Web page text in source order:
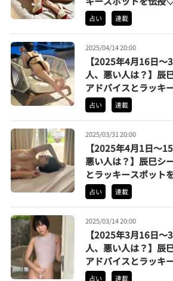
グ】
占い 連載
2025/04/14 20:00
【2025年4月16日
人、悪い人は？】辰
アドバイスとラッキ
♡【星座別ランキング
占い 連載
2025/03/31 20:00
【2025年4月1日〜
悪い人は？】辰巳シ
とラッキースポット
キング】
占い 連載
2025/03/14 20:00
【2025年3月16日
人、悪い人は？】辰
アドバイスとラッキ
♡【星座別ランキング
占い 連載